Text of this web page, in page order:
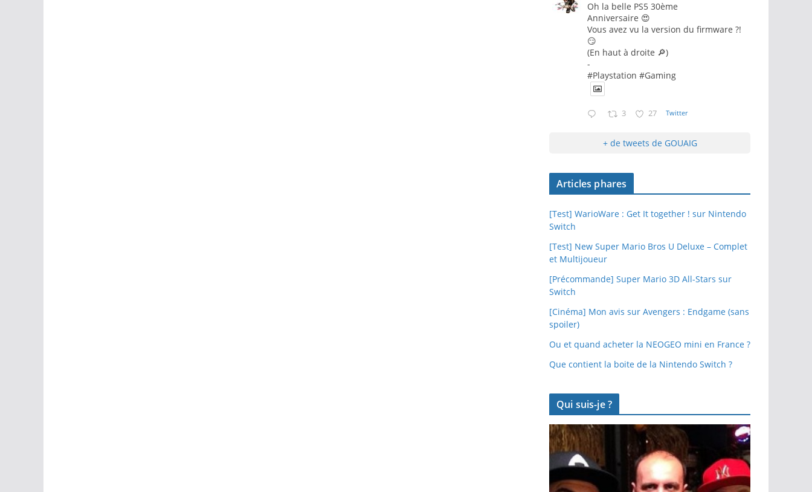
Oh la belle PS5 30ème
Anniversaire 😍
Vous avez vu la version du firmware ?!
😏
(En haut à droite 🔎)
-
#Playstation #Gaming
3 27 Twitter
+ de tweets de GOUAIG
Articles phares
[Test] WarioWare : Get It together ! sur Nintendo
Switch
[Test] New Super Mario Bros U Deluxe – Complet
et Multijoueur
[Précommande] Super Mario 3D All-Stars sur
Switch
[Cinéma] Mon avis sur Avengers : Endgame (sans
spoiler)
Ou et quand acheter la NEOGEO mini en France ?
Que contient la boite de la Nintendo Switch ?
Qui suis-je ?